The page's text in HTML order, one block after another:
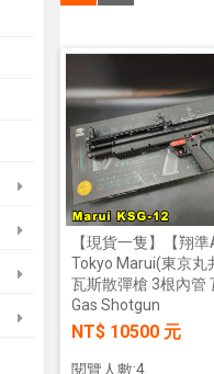
【現貨一隻】【翔準
Tokyo Marui(東京丸
瓦斯散彈槍 3根內管
Gas Shotgun
NT$ 10500 元
閱覽人數:4